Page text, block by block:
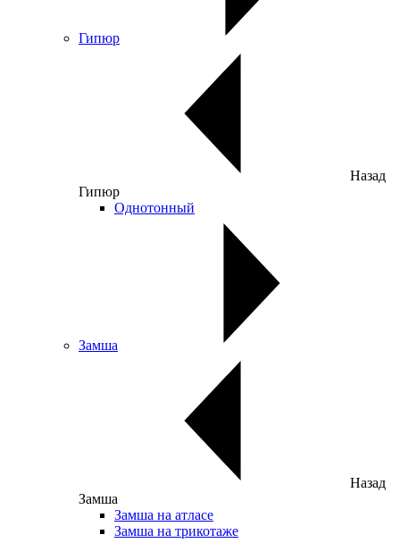
Гипюр
Назад
Гипюр
Однотонный
Замша
Назад
Замша
Замша на атласе
Замша на трикотаже